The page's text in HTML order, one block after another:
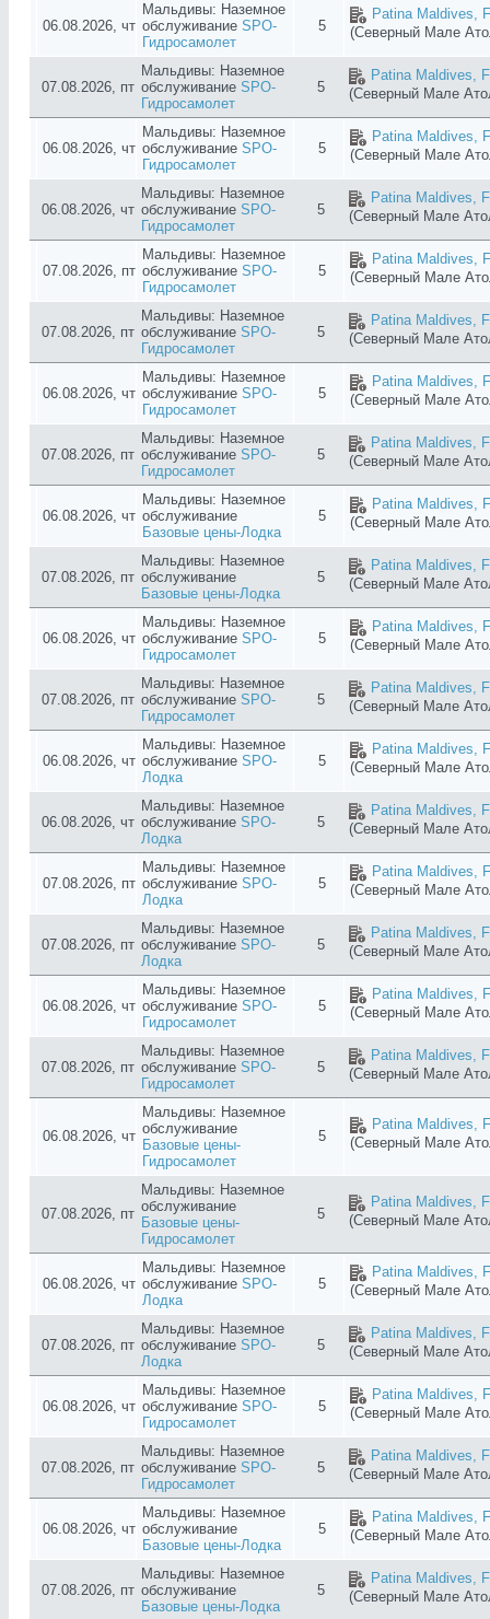
06.08.2026, чт
Мальдивы: Наземное
обслуживание SPO-
Гидросамолет
5
Patina Maldives,
(Северный Мале
07.08.2026, пт
Мальдивы: Наземное
обслуживание SPO-
Гидросамолет
5
Patina Maldives,
(Северный Мале
06.08.2026, чт
Мальдивы: Наземное
обслуживание SPO-
Гидросамолет
5
Patina Maldives,
(Северный Мале
06.08.2026, чт
Мальдивы: Наземное
обслуживание SPO-
Гидросамолет
5
Patina Maldives,
(Северный Мале
07.08.2026, пт
Мальдивы: Наземное
обслуживание SPO-
Гидросамолет
5
Patina Maldives,
(Северный Мале
07.08.2026, пт
Мальдивы: Наземное
обслуживание SPO-
Гидросамолет
5
Patina Maldives,
(Северный Мале
06.08.2026, чт
Мальдивы: Наземное
обслуживание SPO-
Гидросамолет
5
Patina Maldives,
(Северный Мале
07.08.2026, пт
Мальдивы: Наземное
обслуживание SPO-
Гидросамолет
5
Patina Maldives,
(Северный Мале
06.08.2026, чт
Мальдивы: Наземное
обслуживание
Базовые цены-Лодка
5
Patina Maldives,
(Северный Мале
07.08.2026, пт
Мальдивы: Наземное
обслуживание
Базовые цены-Лодка
5
Patina Maldives,
(Северный Мале
06.08.2026, чт
Мальдивы: Наземное
обслуживание SPO-
Гидросамолет
5
Patina Maldives,
(Северный Мале
07.08.2026, пт
Мальдивы: Наземное
обслуживание SPO-
Гидросамолет
5
Patina Maldives,
(Северный Мале
06.08.2026, чт
Мальдивы: Наземное
обслуживание SPO-
Лодка
5
Patina Maldives,
(Северный Мале
06.08.2026, чт
Мальдивы: Наземное
обслуживание SPO-
Лодка
5
Patina Maldives,
(Северный Мале
07.08.2026, пт
Мальдивы: Наземное
обслуживание SPO-
Лодка
5
Patina Maldives,
(Северный Мале
07.08.2026, пт
Мальдивы: Наземное
обслуживание SPO-
Лодка
5
Patina Maldives,
(Северный Мале
06.08.2026, чт
Мальдивы: Наземное
обслуживание SPO-
Гидросамолет
5
Patina Maldives,
(Северный Мале
07.08.2026, пт
Мальдивы: Наземное
обслуживание SPO-
Гидросамолет
5
Patina Maldives,
(Северный Мале
06.08.2026, чт
Мальдивы: Наземное
обслуживание
Базовые цены-
Гидросамолет
5
Patina Maldives,
(Северный Мале
07.08.2026, пт
Мальдивы: Наземное
обслуживание
Базовые цены-
Гидросамолет
5
Patina Maldives,
(Северный Мале
06.08.2026, чт
Мальдивы: Наземное
обслуживание SPO-
Лодка
5
Patina Maldives,
(Северный Мале
07.08.2026, пт
Мальдивы: Наземное
обслуживание SPO-
Лодка
5
Patina Maldives,
(Северный Мале
06.08.2026, чт
Мальдивы: Наземное
обслуживание SPO-
Гидросамолет
5
Patina Maldives,
(Северный Мале
07.08.2026, пт
Мальдивы: Наземное
обслуживание SPO-
Гидросамолет
5
Patina Maldives,
(Северный Мале
06.08.2026, чт
Мальдивы: Наземное
обслуживание
Базовые цены-Лодка
5
Patina Maldives,
(Северный Мале
07.08.2026, пт
Мальдивы: Наземное
обслуживание
Базовые цены-Лодка
5
Patina Maldives,
(Северный Мале